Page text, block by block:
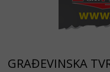
GRAĐEVINSKA